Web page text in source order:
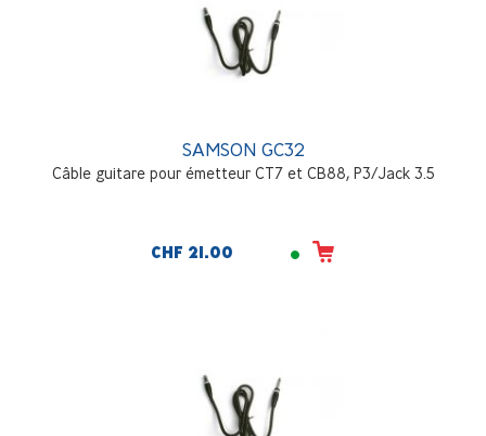
SAMSON GC32
Câble guitare pour émetteur CT7 et CB88, P3/Jack 3.5
CHF 21.00